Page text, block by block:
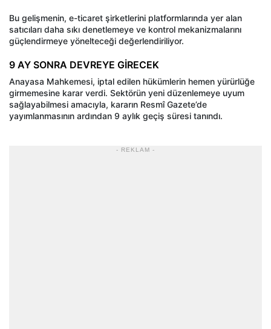
Bu gelişmenin, e-ticaret şirketlerini platformlarında yer alan
satıcıları daha sıkı denetlemeye ve kontrol mekanizmalarını
güçlendirmeye yönelteceği değerlendiriliyor.
9 AY SONRA DEVREYE GİRECEK
Anayasa Mahkemesi, iptal edilen hükümlerin hemen yürürlüğe
girmemesine karar verdi. Sektörün yeni düzenlemeye uyum
sağlayabilmesi amacıyla, kararın Resmî Gazete’de
yayımlanmasının ardından 9 aylık geçiş süresi tanındı.
- REKLAM -